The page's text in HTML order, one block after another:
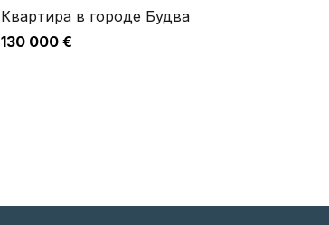
Квартира в городе Будва
130 000 €